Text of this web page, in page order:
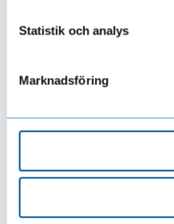
Statistik och analys
Marknadsföring